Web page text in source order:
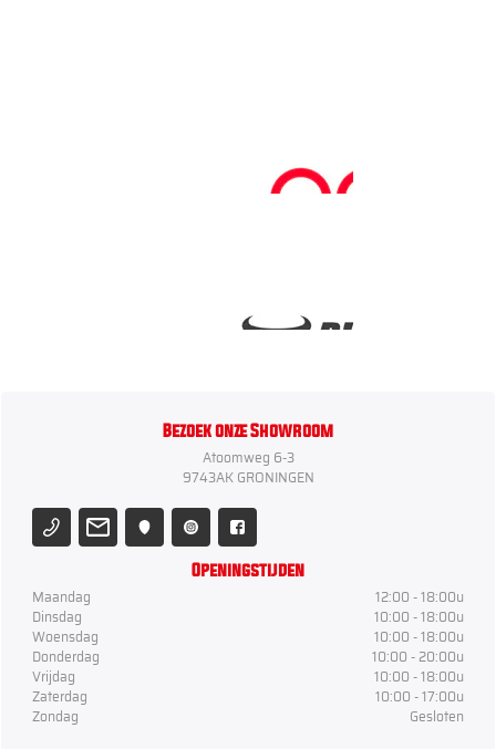
Bezoek onze Showroom
Atoomweg 6-3
9743AK GRONINGEN
Openingstijden
Maandag
12:00 - 18:00u
Dinsdag
10:00 - 18:00u
Woensdag
10:00 - 18:00u
Donderdag
10:00 - 20:00u
Vrijdag
10:00 - 18:00u
Zaterdag
10:00 - 17:00u
Zondag
Gesloten